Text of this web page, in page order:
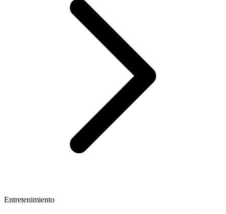
Entretenimiento